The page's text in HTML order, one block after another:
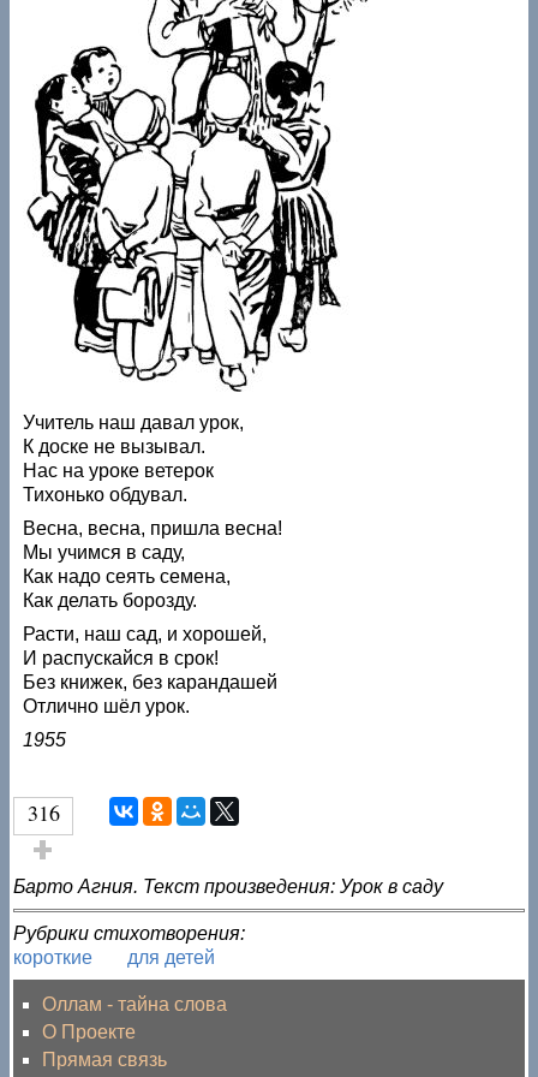
Учитель наш давал урок,
К доске не вызывал.
Нас на уроке ветерок
Тихонько обдувал.
Весна, весна, пришла весна!
Мы учимся в саду,
Как надо сеять семена,
Как делать борозду.
Расти, наш сад, и хорошей,
И распускайся в срок!
Без книжек, без карандашей
Отлично шёл урок.
1955
316
Голос за!
Барто Агния. Текст произведения: Урок в саду
Рубрики стихотворения:
короткие
для детей
Оллам - тайна слова
О Проекте
Прямая связь